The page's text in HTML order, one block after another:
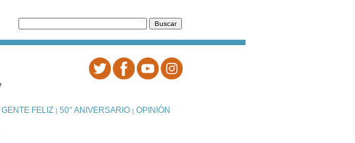
GENTE FELIZ| 50° ANIVERSARIO| OPINIÓN